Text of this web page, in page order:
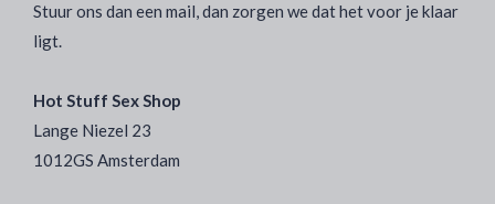
Stuur ons dan een mail, dan zorgen we dat het voor je klaar
ligt.
Hot Stuff Sex Shop
Lange Niezel 23
1012GS Amsterdam